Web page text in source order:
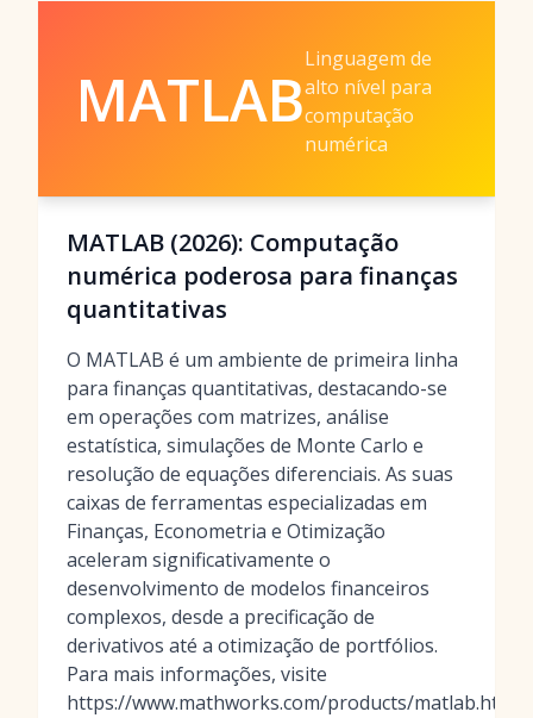
MATLAB
Linguagem de
alto nível para
computação
numérica
MATLAB (2026): Computação
numérica poderosa para finanças
quantitativas
O MATLAB é um ambiente de primeira linha
para finanças quantitativas, destacando-se
em operações com matrizes, análise
estatística, simulações de Monte Carlo e
resolução de equações diferenciais. As suas
caixas de ferramentas especializadas em
Finanças, Econometria e Otimização
aceleram significativamente o
desenvolvimento de modelos financeiros
complexos, desde a precificação de
derivativos até a otimização de portfólios.
Para mais informações, visite
https://www.mathworks.com/products/matlab.html.